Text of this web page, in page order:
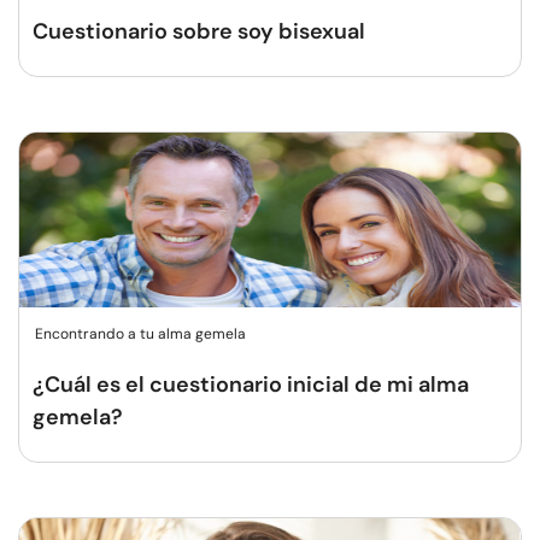
Cuestionario sobre soy bisexual
Encontrando a tu alma gemela
¿Cuál es el cuestionario inicial de mi alma
gemela?